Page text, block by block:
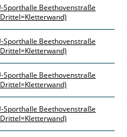
Sporthalle Beethovenstraße
Sporthalle Beethovenstraße
Sporthalle Beethovenstraße
Sporthalle Beethovenstraße